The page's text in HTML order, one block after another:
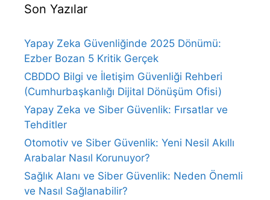
Son Yazılar
Yapay Zeka Güvenliğinde 2025 Dönümü:
Ezber Bozan 5 Kritik Gerçek
CBDDO Bilgi ve İletişim Güvenliği Rehberi
(Cumhurbaşkanlığı Dijital Dönüşüm Ofisi)
Yapay Zeka ve Siber Güvenlik: Fırsatlar ve
Tehditler
Otomotiv ve Siber Güvenlik: Yeni Nesil Akıllı
Arabalar Nasıl Korunuyor?
Sağlık Alanı ve Siber Güvenlik: Neden Önemli
ve Nasıl Sağlanabilir?